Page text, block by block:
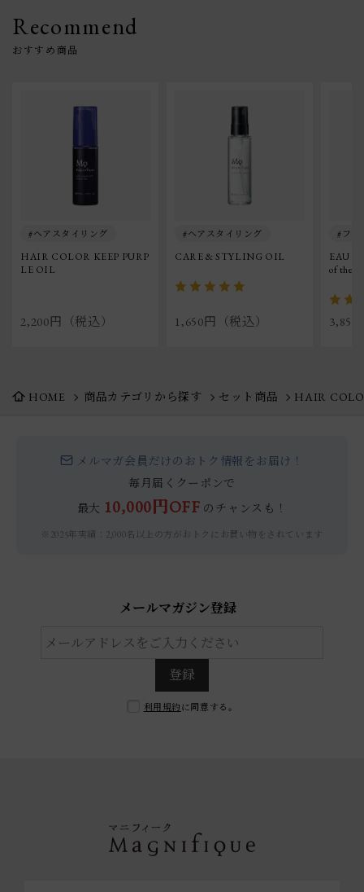
Recommend
ヘアスタイリング
HAIR COLOR KEEP PURP
LE OIL
2,200円（税込）
ヘアスタイリング
CARE & STYLING OIL
1,650円（税込）
フレ
EAU
of the
3,850
HOME 商品カテゴリから探す セット商品 HAIR
メルマガ会員だけのおトク情報をお届け！
毎月届くクーポンで
最大 10,000円OFF のチャンスも！
※2025年実績：2,000名以上の方がおトクにお買い物をされています
メールマガジン登録
登録
利用規約 に同意する。